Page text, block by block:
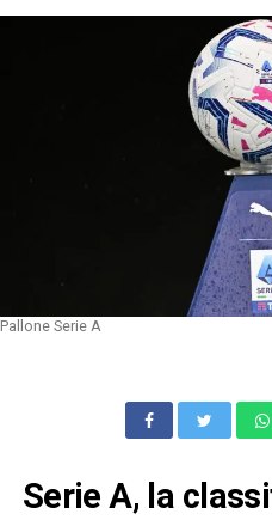
Pallone Serie A
Serie A, la